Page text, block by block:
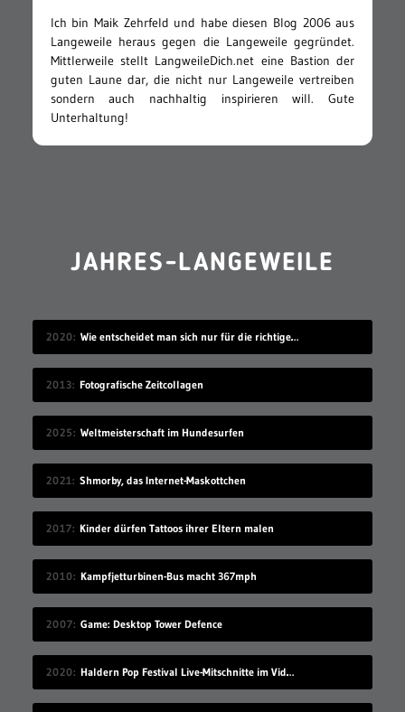
Ich bin Maik Zehrfeld und habe diesen Blog 2006 aus
Langeweile heraus gegen die Langeweile gegründet.
Mittlerweile stellt LangweileDich.net eine Bastion der
guten Laune dar, die nicht nur Langeweile vertreiben
sondern auch nachhaltig inspirieren will. Gute
Unterhaltung!
JAHRES-LANGEWEILE
2020 Wie entscheidet man sich nur für die richtige Idee?
2013 Fotografische Zeitcollagen
2025 Weltmeisterschaft im Hundesurfen
2021 Shmorby, das Internet-Maskottchen
2017 Kinder dürfen Tattoos ihrer Eltern malen
2010 Kampfjetturbinen-Bus macht 367mph
2007 Game: Desktop Tower Defence
2020 Haldern Pop Festival Live-Mitschnitte im Videostream (2008-2019)